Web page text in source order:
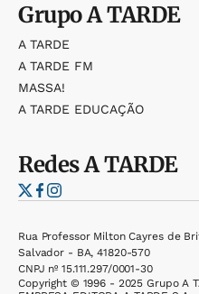
GrupoA TARDE
A TARDE
A TARDE FM
MASSA!
A TARDE EDUCAÇÃO
RedesA TARDE
Rua Professor Milton Cayres de
Salvador - BA, 41820-570
CNPJ nº 15.111.297/0001-30
Copyright © 1996 - 2025 Grupo A